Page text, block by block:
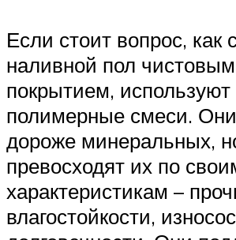
Если стоит вопрос, как
наливной пол чистовым
покрытием, используют
полимерные смеси. Они
дороже минеральных,
превосходят их по
характеристикам –
влагостойкости,